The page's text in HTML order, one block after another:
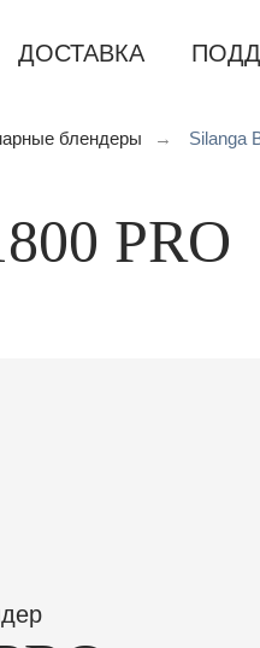
ДОСТАВКАДоставка
блендеры → Silanga
PRO